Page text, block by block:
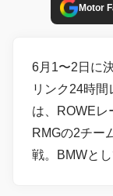
Motor
6月1〜2日に
リンク24時
は、ROWEレ
RMGの2チー
戦。BMWと